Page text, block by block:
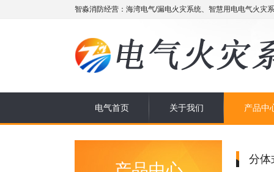
智淼消防经营：海湾电气/漏电火灾系统、智慧用电电气火灾
电气首页 关于我们 产品中
分体